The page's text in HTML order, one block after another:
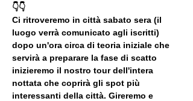
👇👇
Ci ritroveremo in città sabato sera (il
luogo verrà comunicato agli iscritti)
dopo un'ora circa di teoria iniziale che
servirà a preparare la fase di scatto
inizieremo il nostro tour dell'intera
nottata che coprirà gli spot più
interessanti della città. Gireremo e